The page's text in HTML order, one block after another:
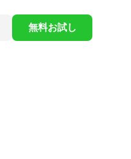
無料お試し